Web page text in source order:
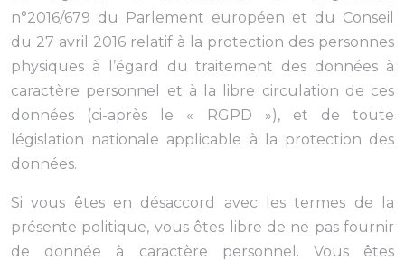
n°2016/679 du Parlement européen et du Conseil
du 27 avril 2016 relatif à la protection des personnes
physiques à l’égard du traitement des données à
caractère personnel et à la libre circulation de ces
données (ci-après le « RGPD »), et de toute
législation nationale applicable à la protection des
données.
Si vous êtes en désaccord avec les termes de la
présente politique, vous êtes libre de ne pas fournir
de donnée à caractère personnel. Vous êtes